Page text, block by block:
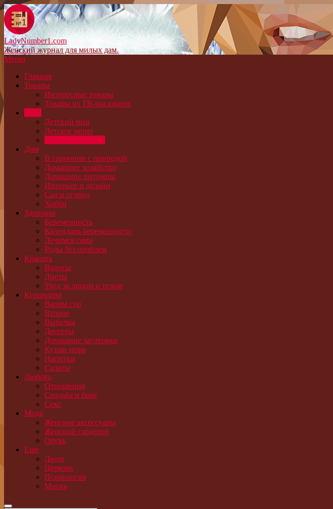
LadyNumber1.com
Женский журнал для милых дам.
Меню
Главная
Товары
Интересные товары
Товары из ТВ-магазинов
Детский мир
Детское меню
Дом
В гармонии с природой
Домашнее хозяйство
Домашние питомцы
Интерьер и дизайн
Сад и огород
Хобби
Здоровье
Беременность
Календарь беременности
Лечимся сами
Роды без проблем
Красота
Волосы
Диеты
Уход за лицом и телом
Кулинария
Варим суп
Второе
Выпечка
Десерты
Домашние заготовки
Кухни мира
Напитки
Салаты
Любовь
Отношения
Свадьба и брак
Секс
Мода
Женские аксессуары
Женский гардероб
Обувь
Еще
Люди
Церковь
Психология
Магия